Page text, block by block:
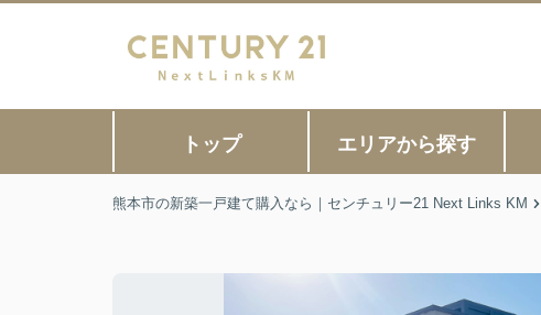
トップ エリアから探す
熊本市の新築一戸建て購入なら｜センチュリー21 Next Links KM